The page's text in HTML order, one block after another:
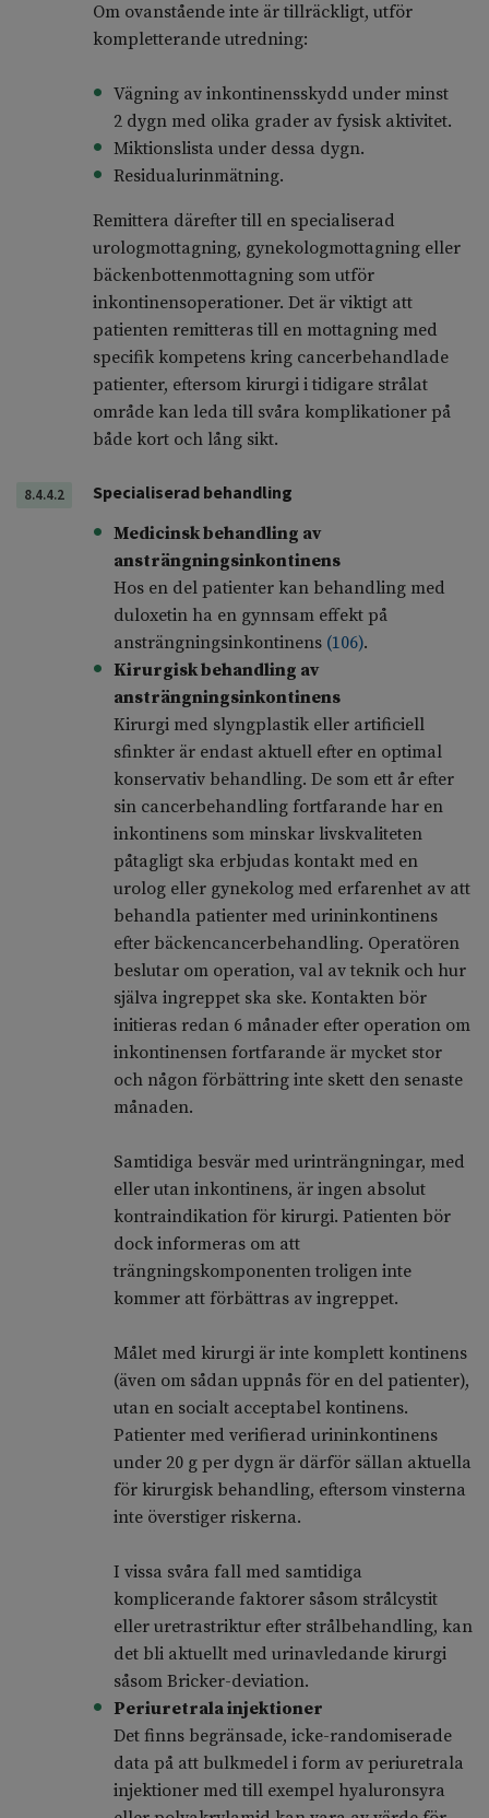
Om ovanstående inte är tillräckligt, utför
kompletterande utredning:
Vägning av inkontinensskydd under minst
2 dygn med olika grader av fysisk aktivitet.
Miktionslista under dessa dygn.
Residualurinmätning.
Remittera därefter till en specialiserad
urologmottagning, gynekologmottagning eller
bäckenbottenmottagning som utför
inkontinensoperationer. Det är viktigt att
patienten remitteras till en mottagning med
specifik kompetens kring cancerbehandlade
patienter, eftersom kirurgi i tidigare strålat
område kan leda till svåra komplikationer på
både kort och lång sikt.
8.4.4.2
Specialiserad behandling
Medicinsk behandling av
ansträngningsinkontinens
Hos en del patienter kan behandling med
duloxetin ha en gynnsam effekt på
ansträngningsinkontinens (106).
Kirurgisk behandling av
ansträngningsinkontinens
Kirurgi med slyngplastik eller artificiell
sfinkter är endast aktuell efter en optimal
konservativ behandling. De som ett år efter
sin cancerbehandling fortfarande har en
inkontinens som minskar livskvaliteten
påtagligt ska erbjudas kontakt med en
urolog eller gynekolog med erfarenhet av att
behandla patienter med urininkontinens
efter bäckencancerbehandling. Operatören
beslutar om operation, val av teknik och hur
själva ingreppet ska ske. Kontakten bör
initieras redan 6 månader efter operation om
inkontinensen fortfarande är mycket stor
och någon förbättring inte skett den senaste
månaden.
Samtidiga besvär med urinträngningar, med
eller utan inkontinens, är ingen absolut
kontraindikation för kirurgi. Patienten bör
dock informeras om att
trängningskomponenten troligen inte
kommer att förbättras av ingreppet.
Målet med kirurgi är inte komplett kontinens
(även om sådan uppnås för en del patienter),
utan en socialt acceptabel kontinens.
Patienter med verifierad urininkontinens
under 20 g per dygn är därför sällan aktuella
för kirurgisk behandling, eftersom vinsterna
inte överstiger riskerna.
I vissa svåra fall med samtidiga
komplicerande faktorer såsom strålcystit
eller uretrastriktur efter strålbehandling, kan
det bli aktuellt med urinavledande kirurgi
såsom Bricker-deviation.
Periuretrala injektioner
Det finns begränsade, icke-randomiserade
data på att bulkmedel i form av periuretrala
injektioner med till exempel hyaluronsyra